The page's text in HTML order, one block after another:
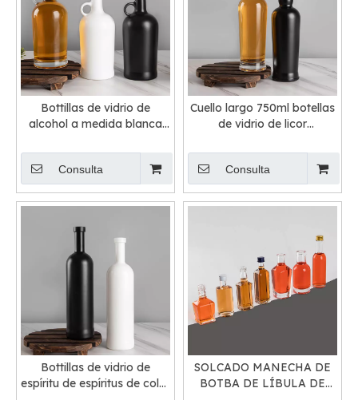
Bottillas de vidrio de
alcohol a medida blanca
Consulta
Cuello largo 750ml botellas
de vidrio de licor
corcho
Consulta
Bottillas de vidrio de
espíritu de espíritus de color
SOLCADO MANECHA DE
BOTBA DE LÍBULA DE